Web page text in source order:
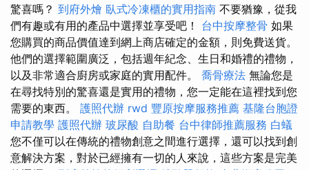
驚喜嗎？ 到府外燴 臥式冷凍櫃的實用指南 不要猶豫，從我
們有趣或有用的產品中選擇並享受吧！ 台中按摩整骨 如果
您購買的商品價值達到網上商店確定的金額，則免費送貨。
他們的選擇範圍廣泛，包括週年紀念、生日和婚禮的禮物，
以及非常適合廚房或家庭的實用配件。 喬骨療法 無論您是
在尋找特別的驚喜還是實用的禮物，您一定能在這裡找到您
需要的東西。 護照代辦 rwd 豐原按摩服務推薦 基隆台胞證
申請教學 護照代辦 玻尿酸 自助餐 台中律師推薦服務 白蟻
您不僅可以在傳統的禮物創意之間進行選擇，還可以找到創
意解決方案，對於已經擁有一切的人來說，這些方案是完美